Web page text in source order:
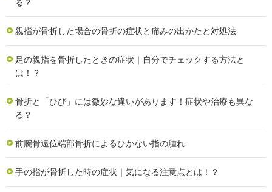
る？
親指が骨折した場合の骨折の症状と痛みの出かたと対処法
足の親指を骨折したときの症状｜自分でチェックする方法と
は！？
骨折と「ひび」には微妙な違いがあります！症状や治療も異な
る？
前腕骨遠位端部骨折によるひかない指の腫れ
手の指が骨折した時の症状｜気になる注意点とは！？